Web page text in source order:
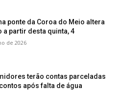
ponte da Coroa do Meio altera
a partir desta quinta, 4
de 2026
terão contas parceladas
após falta de água